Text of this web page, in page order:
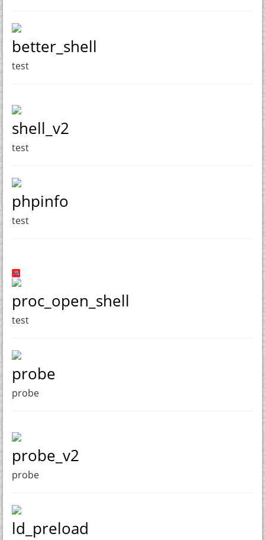
better_shell
test
shell_v2
test
phpinfo
test
proc_open_shell
test
probe
probe
probe_v2
probe
ld_preload